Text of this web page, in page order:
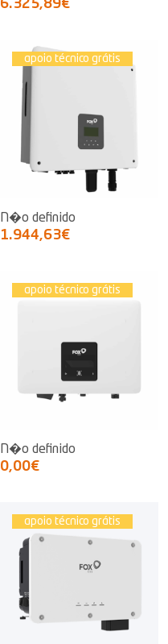
6.325,89€
apoio técnico grátis
N�o definido
1.944,63€
apoio técnico grátis
N�o definido
0,00€
apoio técnico grátis